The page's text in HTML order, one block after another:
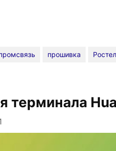
прошивка
терминала